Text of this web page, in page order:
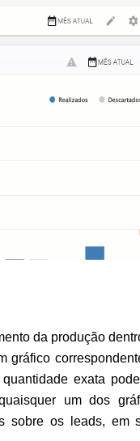
da produção
gráfico
exata
um dos
sobre os leads, em